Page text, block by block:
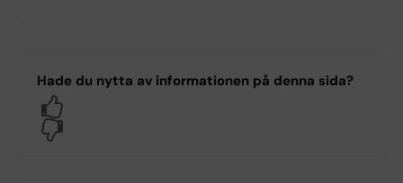
Hade du nytta av informationen på denna sida?